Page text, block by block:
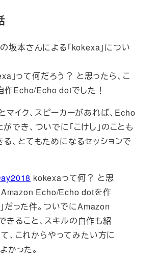
坂本さんによる「kokexa」につい
」って何だろう？ と思ったら、こ
作Echo/Echo dotでした！
イク、スピーカーがあれば、Echo
でき、ついでに「こけし」のことも
、とてもためになるセッションで
kokexaって何？ と思
Amazon Echo/Echo dotを作
だった件。ついでにAmazon
きること、スキルの自作も紹
、これからやってみたい方に
かった。